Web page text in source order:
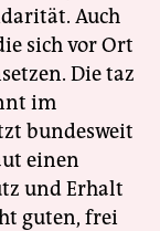
Auch
sich vor Ort
Die taz
im
bundesweit
einen
und Erhalt
guten, frei